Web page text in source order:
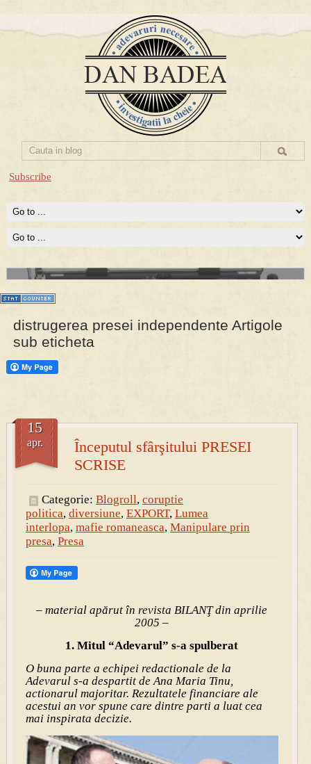
Subscribe
PRESA
Prima mea carte publicata (Nemira)
Averea Presedintelui: prima lucrare despre controversatele
conturi secrete ale Securitatii.
distrugerea presei independente Artigole
sub eticheta
Începutul sfârşitului PRESEI
SCRISE
15
apr.
Categorie: Blogroll, coruptie
politica, diversiune, EXPORT, Lumea
interlopa, mafie romaneasca, Manipulare prin
presa, Presa
– material apărut în revista BILANŢ din aprilie
2005 –
1. Mitul “Adevarul” s-a spulberat
O buna parte a echipei redactionale de la
Adevarul s-a despartit de Ana Maria Tinu,
actionarul majoritar. Rezultatele financiare ale
acestui an vor spune care dintre parti a luat cea
mai inspirata decizie.